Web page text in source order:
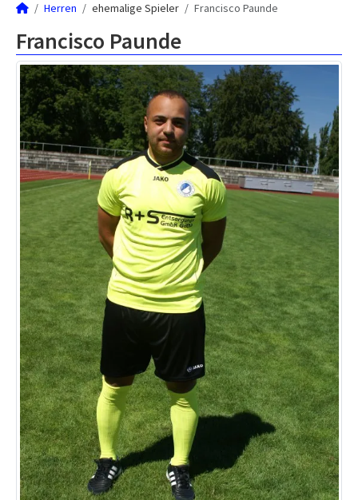
Herren ehemalige Spieler Francisco Paunde
Francisco Paunde